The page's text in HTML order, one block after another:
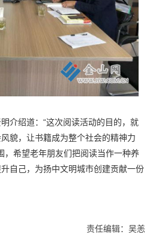
介绍道：“这次阅读活动的目的，就
貌，让书籍成为整个社会的精神力
，希望老年朋友们把阅读当作一种养
自己，为扬中文明城市创建贡献一份
责任编辑：吴恙